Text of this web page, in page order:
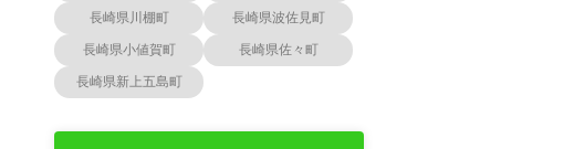
長崎県川棚町 長崎県波佐見町
長崎県小値賀町 長崎県佐々町
長崎県新上五島町